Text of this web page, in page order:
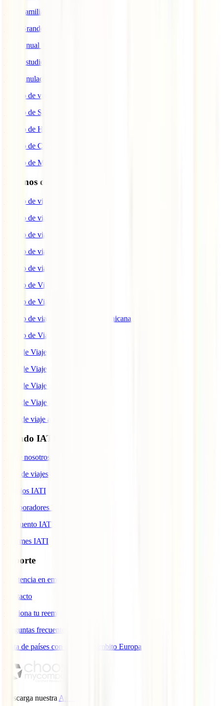
IATI Familia
IATI Grandes Viajeros
IATI Anual Multiviaje
IATI Estudios
IATI Anulación Premium
Seguro de viaje COVID
Seguro de Salud
Seguro de Hogar
Seguro de Coche
Seguro de Moto
Destinos de interés
Seguro de viaje a EEUU
Seguro de viaje a Indonesia
Seguro de viaje a Marruecos
Seguro de viaje a Reino Unido
Seguro de viaje a México
Seguro de Viaje a Tailandia
Seguro de Viaje a China
Seguro de viaje a República Dominicana
Seguro de Viaje a Colombia
Guía de Viaje a Estados Unidos
Guía de Viaje a México
Guía de Viaje a Marruecos
Guía de Viaje a Cuba
Guía de viaje a Indonesia
Mundo IATI
Sobre nosotros
Blog de viajes
Premios IATI
Colaboradores IATI
Descuento IATI
Informes IATI
Soporte
Asistencia en emergencias
Contacto
Gestiona tu reembolso
Preguntas frecuentes
Lista de países con cobertura ámbito Europa
Descarga nuestra App.